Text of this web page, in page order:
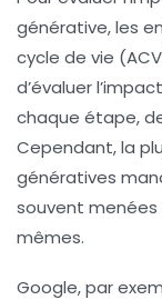
générative, les
cycle de vie
d’évaluer
chaque étape,
Cependant, la
génératives
souvent
mêmes.
Google, par